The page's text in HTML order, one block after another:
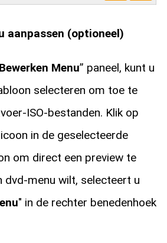
aanpassen (optioneel)
Menu” paneel, kunt u
selecteren om toe te
ISO-bestanden. Klik op
icoon in de geselecteerde
om direct een preview te
dvd-menu wilt, selecteert u
" in de rechter benedenhoek